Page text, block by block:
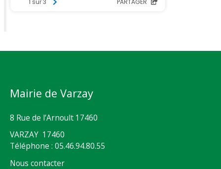
Mairie de Varzay
8 Rue de l’Arnoult 17460
VARZAY 17460
Téléphone : 05.46.94.80.55
Nous contacter